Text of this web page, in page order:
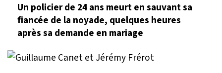
Un policier de 24 ans meurt en sauvant sa
fiancée de la noyade, quelques heures
après sa demande en mariage